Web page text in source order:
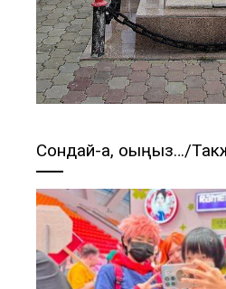
Сондай-ақ, оқыңыз…/